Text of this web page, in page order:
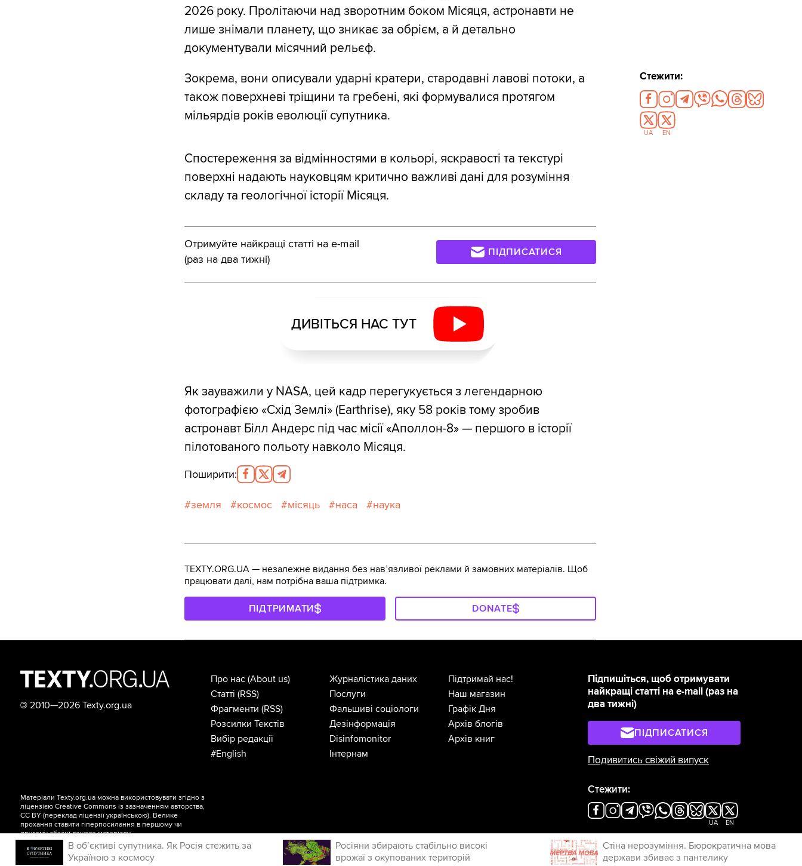
2026 року. Пролітаючи над зворотним боком Місяця, астронавти не
лише знімали планету, що зникає за обрієм, а й детально
документували місячний рельєф.
Зокрема, вони описували ударні кратери, стародавні лавові потоки, а
також поверхневі тріщини та гребені, які формувалися протягом
мільярдів років еволюції супутника.
Спостереження за відмінностями в кольорі, яскравості та текстурі
поверхні надають науковцям критично важливі дані для розуміння
складу та геологічної історії Місяця.
Отримуйте найкращі статті на e-mail
(раз на два тижні)
ПІДПИСАТИСЯ
ДИВІТЬСЯ НАС ТУТ
Як зауважили у NASA, цей кадр перегукується з легендарною
фотографією «Схід Землі» (Earthrise), яку 58 років тому зробив
астронавт Білл Андерс під час місії «Аполлон-8» — першого в історії
пілотованого польоту навколо Місяця.
Поширити:
земля космос місяць наса наука
Стежити:
UA EN
TEXTY.ORG.UA — незалежне видання без навʼязливої реклами й замовних матеріалів. Щоб
працювати далі, нам потрібна ваша підтримка.
ПІДТРИМАТИ DONATE
В об’єктиві супутника. Як Росія стежить за
Україною з космосу
Росіяни збирають стабільно високі
врожаї з окупованих територій
Стіна нерозуміння. Бюрократична мова
держави збиває з пантелику
×
© 2010—2026 Texty.org.ua
Підпишіться, щоб отримувати
найкращі статті на e-mail (раз на
два тижні)
ПІДПИСАТИСЯ
Подивитись свіжий випуск
Стежити:
UA EN
Про нас (About us)
Статті (RSS)
Фрагменти (RSS)
Розсилки Текстів
Вибір редакції
#English
Журналістика даних
Послуги
Фальшиві соціологи
Дезінформація
Disinfomonitor
Інтернам
Підтримай нас!
Наш магазин
Графік Дня
Архів блогів
Архів книг
Матеріали Texty.org.ua можна використовувати згідно з
ліцензієюCreative Commons із зазначенням авторства,
CC BY (переклад ліцензіїукраїнською). Велике
прохання ставити гіперпосилання в першому чи
другому абзаці вашого матеріалу.